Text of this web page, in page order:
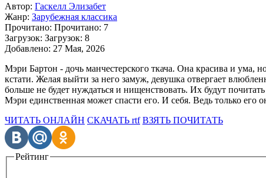
Автор: Гаскелл Элизабет
Жанр: Зарубежная классика
Прочитано: Прочитано: 7
Загрузок: Загрузок: 8
Добавлено: 27 Мая, 2026
Мэри Бартон - дочь манчестерского ткача. Она красива и ума,
кстати. Желая выйти за него замуж, девушка отвергает
больше не будет нуждаться и нищенствовать. Их будут
Мэри единственная может спасти его. И себя. Ведь только его
ЧИТАТЬ ОНЛАЙН СКАЧАТЬ rtf ВЗЯТЬ ПОЧИТАТЬ
Рейтинг